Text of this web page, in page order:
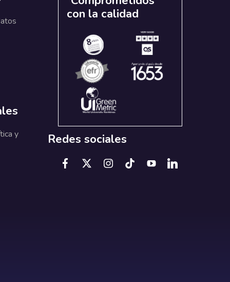
y
con la calidad
Redes sociales